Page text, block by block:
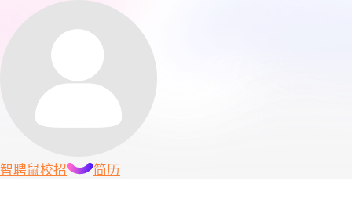
智聘鼠校招 简历